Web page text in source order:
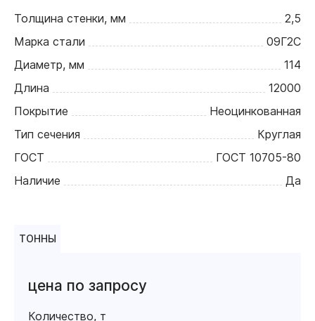
Толщина стенки, мм
2,5
Марка стали
09Г2С
Диаметр, мм
114
Длина
12000
Покрытие
Неоцинкованная
Тип сечения
Круглая
ГОСТ
ГОСТ 10705-80
Наличие
Да
ТОННЫ
цена по запросу
Количество, т